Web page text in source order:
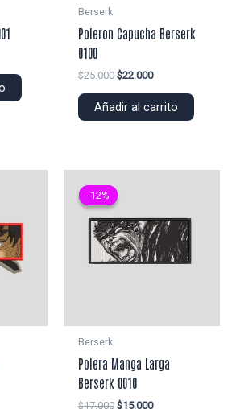
Berserk
Poleron Capucha Berserk
0100
$25.000 El
original
$22.000El
actual
Añadir al carrito
-12%
-12%
Berserk
Polera Manga Larga
Berserk 0010
$17.000 El
$15.000El